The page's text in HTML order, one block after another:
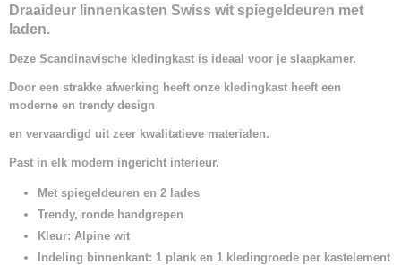
Draaideur linnenkasten Swiss wit spiegeldeuren met
laden.
Deze Scandinavische kledingkast is ideaal voor je slaapkamer.
Door een strakke afwerking heeft onze kledingkast heeft een
moderne en trendy design
en vervaardigd uit zeer kwalitatieve materialen.
Past in elk modern ingericht interieur.
Met spiegeldeuren en 2 lades
Trendy, ronde handgrepen
Kleur: Alpine wit
Indeling binnenkant: 1 plank en 1 kledingroede per kastelement